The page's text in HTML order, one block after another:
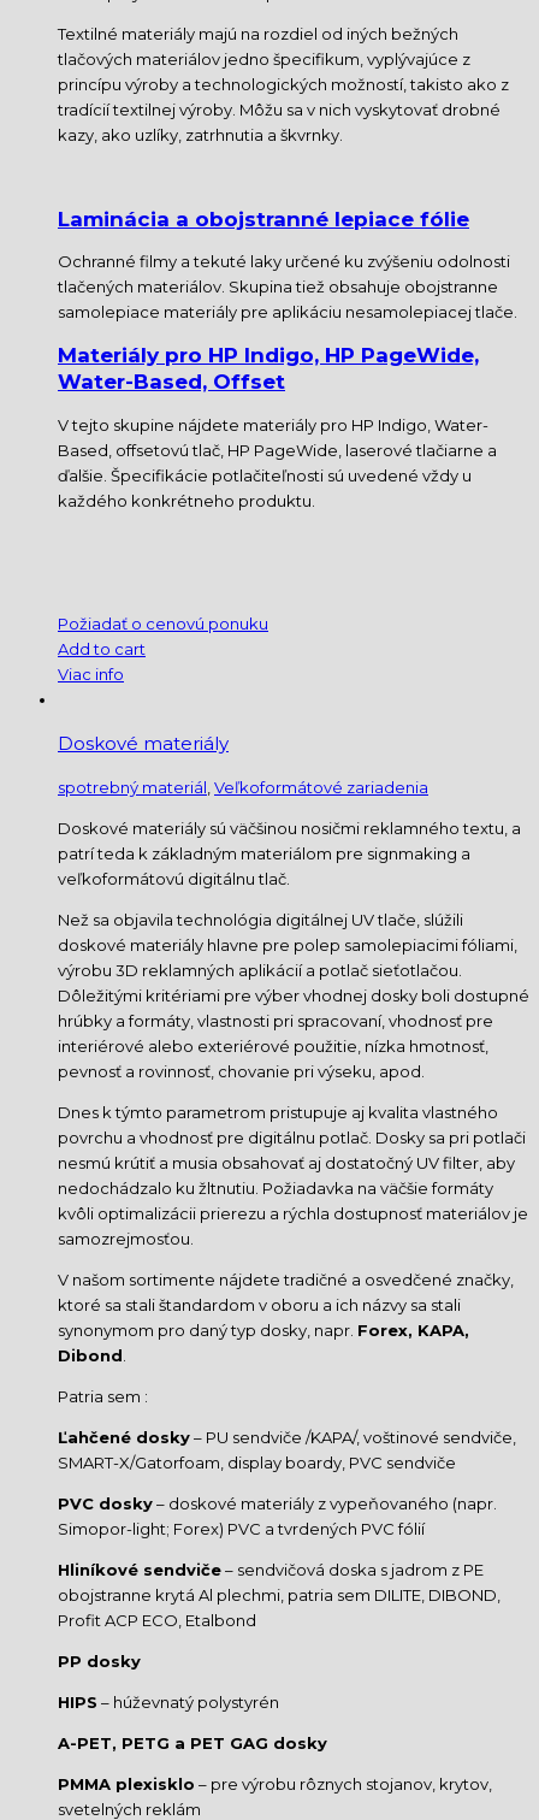
Textilné materiály majú na rozdiel od iných bežných
tlačových materiálov jedno špecifikum, vyplývajúce z
princípu výroby a technologických možností, takisto ako z
tradícií textilnej výroby. Môžu sa v nich vyskytovať drobné
kazy, ako uzlíky, zatrhnutia a škvrnky.
Laminácia a obojstranné lepiace fólie
Ochranné filmy a tekuté laky určené ku zvýšeniu odolnosti
tlačených materiálov. Skupina tiež obsahuje obojstranne
samolepiace materiály pre aplikáciu nesamolepiacej tlače.
Materiály pro HP Indigo, HP PageWide,
Water-Based, Offset
V tejto skupine nájdete materiály pro HP Indigo, Water-
Based, offsetovú tlač, HP PageWide, laserové tlačiarne a
ďalšie. Špecifikácie potlačiteľnosti sú uvedené vždy u
každého konkrétneho produktu.
Požiadať o cenovú ponuku
Add to cart
Viac info
Doskové materiály
spotrebný materiál Veľkoformátové zariadenia
Doskové materiály sú väčšinou nosičmi reklamného textu, a
patrí teda k základným materiálom pre signmaking a
veľkoformátovú digitálnu tlač.
Než sa objavila technológia digitálnej UV tlače, slúžili
doskové materiály hlavne pre polep samolepiacimi fóliami,
výrobu 3D reklamných aplikácií a potlač sieťotlačou.
Dôležitými kritériami pre výber vhodnej dosky boli dostupné
hrúbky a formáty, vlastnosti pri spracovaní, vhodnosť pre
interiérové alebo exteriérové použitie, nízka hmotnosť,
pevnosť a rovinnosť, chovanie pri výseku, apod.
Dnes k týmto parametrom pristupuje aj kvalita vlastného
povrchu a vhodnosť pre digitálnu potlač. Dosky sa pri potlači
nesmú krútiť a musia obsahovať aj dostatočný UV filter, aby
nedochádzalo ku žltnutiu. Požiadavka na väčšie formáty
kvôli optimalizácii prierezu a rýchla dostupnosť materiálov je
samozrejmosťou.
V našom sortimente nájdete tradičné a osvedčené značky,
ktoré sa stali štandardom v oboru a ich názvy sa stali
synonymom pro daný typ dosky, napr. Forex, KAPA,
Dibond
Patria sem :
Ľahčené dosky– PU sendviče /KAPA/, voštinové sendviče,
SMART-X/Gatorfoam, display boardy, PVC sendviče
PVC dosky– doskové materiály z vypeňovaného (napr.
Simopor-light; Forex) PVC a tvrdených PVC fólií
Hliníkové sendviče– sendvičová doska s jadrom z PE
obojstranne krytá Al plechmi, patria sem DILITE, DIBOND,
Profit ACP ECO, Etalbond
PP dosky
HIPS – húževnatý polystyrén
A-PET, PETG a PET GAG dosky
PMMA plexisklo – pre výrobu rôznych stojanov, krytov,
svetelných reklám